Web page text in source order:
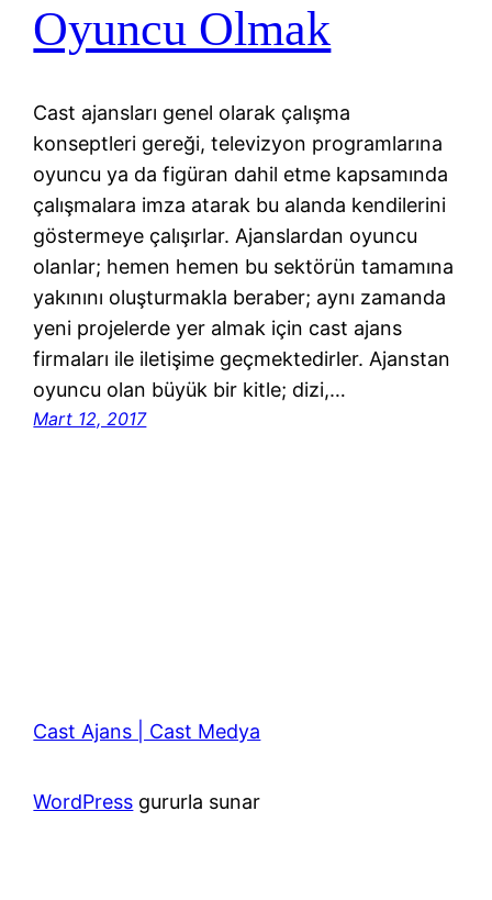
Oyuncu Olmak
Cast ajansları genel olarak çalışma
konseptleri gereği, televizyon programlarına
oyuncu ya da figüran dahil etme kapsamında
çalışmalara imza atarak bu alanda kendilerini
göstermeye çalışırlar. Ajanslardan oyuncu
olanlar; hemen hemen bu sektörün tamamına
yakınını oluşturmakla beraber; aynı zamanda
yeni projelerde yer almak için cast ajans
firmaları ile iletişime geçmektedirler. Ajanstan
oyuncu olan büyük bir kitle; dizi,…
Mart 12, 2017
Cast Ajans | Cast Medya
WordPress gururla sunar